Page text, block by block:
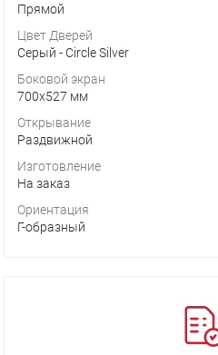
Прямой
Цвет Дверей
Серый - Circle Silver
Боковой экран
700х527 мм
Открывание
Раздвижной
Изготовление
На заказ
Ориентация
Г-образный